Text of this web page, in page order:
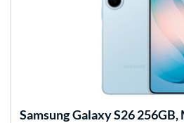
SamsungGalaxy S26